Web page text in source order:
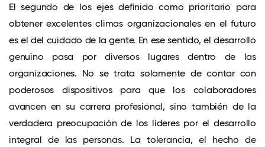
El segundo de los ejes definido como prioritario para
obtener excelentes climas organizacionales en el futuro
es el del cuidado de la gente. En ese sentido, el desarrollo
genuino pasa por diversos lugares dentro de las
organizaciones. No se trata solamente de contar con
poderosos dispositivos para que los colaboradores
avancen en su carrera profesional, sino también de la
verdadera preocupación de los líderes por el desarrollo
integral de las personas. La tolerancia, el hecho de